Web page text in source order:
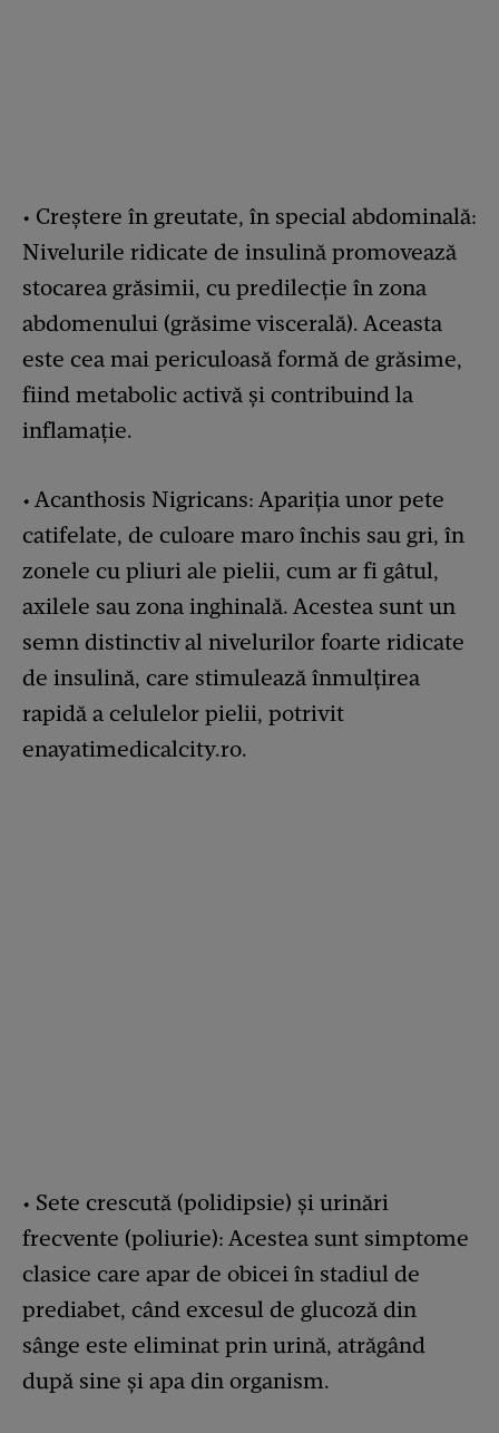
• Creștere în greutate, în special abdominală:
Nivelurile ridicate de insulină promovează
stocarea grăsimii, cu predilecție în zona
abdomenului (grăsime viscerală). Aceasta
este cea mai periculoasă formă de grăsime,
fiind metabolic activă și contribuind la
inflamație.
• Acanthosis Nigricans: Apariția unor pete
catifelate, de culoare maro închis sau gri, în
zonele cu pliuri ale pielii, cum ar fi gâtul,
axilele sau zona inghinală. Acestea sunt un
semn distinctiv al nivelurilor foarte ridicate
de insulină, care stimulează înmulțirea
rapidă a celulelor pielii, potrivit
enayatimedicalcity.ro.
• Sete crescută (polidipsie) și urinări
frecvente (poliurie): Acestea sunt simptome
clasice care apar de obicei în stadiul de
prediabet, când excesul de glucoză din
sânge este eliminat prin urină, atrăgând
după sine și apa din organism.